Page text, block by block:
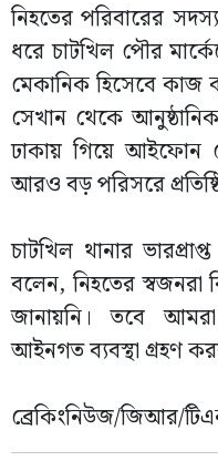
নিহতের পরিবারের
ধরে চাটখিল পৌর
মেকানিক হিসেবে কাজ
সেখান থেকে
ঢাকায় গিয়ে আইফোন
আরও বড় পরিসরে
চাটখিল থানার
বলেন, নিহতের স্বজনরা
জানায়নি। তবে
আইনগত ব্যবস্থা গ্রহণ
ব্রেকিংনিউজ/জিআর/